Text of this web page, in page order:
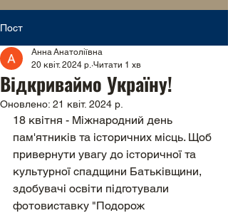
Пост
Відкриваймо Україну!
Анна Анатоліївна
20 квіт. 2024 р. Читати 1 хв
Оновлено: 21 квіт. 2024 р.
18 квітня - Міжнародний день
пам'ятників та історичних місць. Щоб
привернути увагу до історичної та
культурної спадщини Батьківщини,
здобувачі освіти підготували
фотовиставку "Подорож